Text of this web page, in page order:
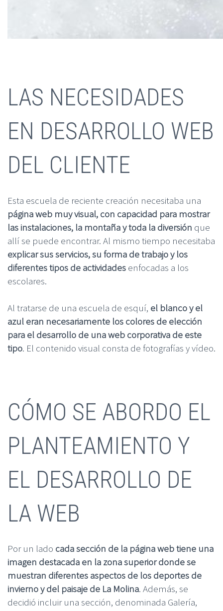
LAS NECESIDADES
EN DESARROLLO WEB
DEL CLIENTE
Esta escuela de reciente creación necesitaba una
página web muy visual, con capacidad para mostrar
las instalaciones, la montaña y toda la diversión que
allí se puede encontrar. Al mismo tiempo necesitaba
explicar sus servicios, su forma de trabajo y los
diferentes tipos de actividades enfocadas a los
escolares.
Al tratarse de una escuela de esquí, el blanco y el
azul eran necesariamente los colores de elección
para el desarrollo de una web corporativa de este
tipo. El contenido visual consta de fotografías y vídeo.
CÓMO SE ABORDO EL
PLANTEAMIENTO Y
EL DESARROLLO DE
LA WEB
Por un lado cada sección de la página web tiene una
imagen destacada en la zona superior donde se
muestran diferentes aspectos de los deportes de
invierno y del paisaje de La Molina. Además, se
decidió incluir una sección, denominada Galería,